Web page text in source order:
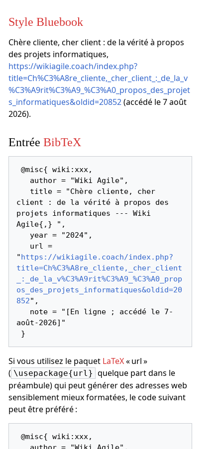
Style Bluebook
Chère cliente, cher client : de la vérité à propos
des projets informatiques,
https://wikiagile.coach/index.php?
title=Ch%C3%A8re_cliente,_cher_client_:_de_la_v
%C3%A9rit%C3%A9_%C3%A0_propos_des_projet
s_informatiques&oldid=20852(accédé le 7 août
2026).
Entrée BibTeX
@misc{ wiki:xxx,
client : de la vérité à propos des
projets informatiques --- Wiki
Agile{,} ",
"https://wikiagile.coach/index.php?
title=Ch%C3%A8re_cliente,_cher_client
_:_de_la_v%C3%A9rit%C3%A9_%C3%A0_prop
os_des_projets_informatiques&oldid=20
852",
août-2026]"
Si vous utilisez le paquet LaTeX« url »
( \usepackage{url} quelque part dans le
préambule) qui peut générer des adresses web
sensiblement mieux formatées, le code suivant
peut être préféré :
@misc{ wiki:xxx,